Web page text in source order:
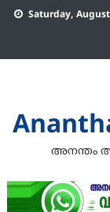
Skip Saturday,
അനന്തം